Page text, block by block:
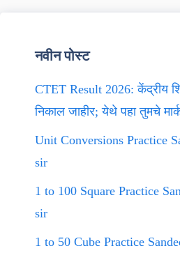
नवीन पोस्ट
CTET Result 2026: केंद्रीय
निकाल जाहीर; येथे पहा तुमचे
Unit Conversions Practice
sir
1 to 100 Square Practice
sir
1 to 50 Cube Practice